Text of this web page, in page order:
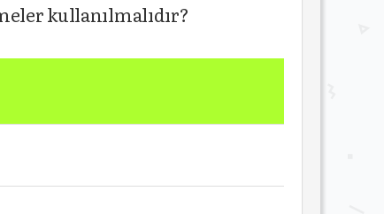
kullanılmalıdır?